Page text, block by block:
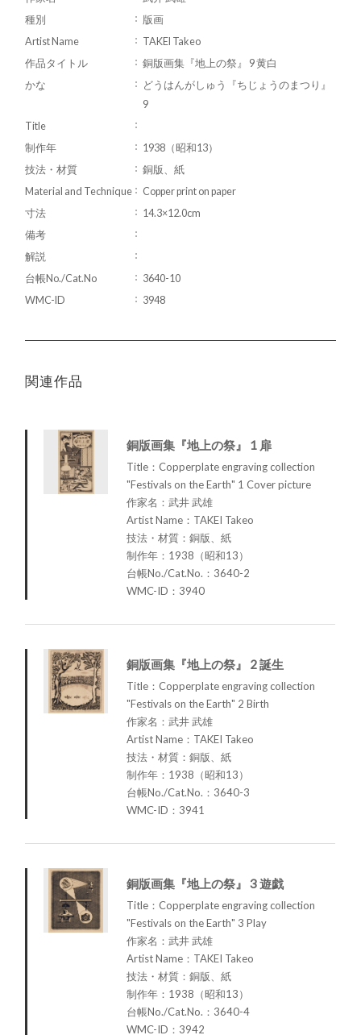
種別
版画
Artist Name
TAKEI Takeo
作品タイトル
銅版画集『地上の祭』 9 黄白
かな
どうはんがしゅう『ちじょうのまつり』
9
Title
制作年
1938（昭和13）
技法・材質
銅版、紙
Material and Technique
Copper print on paper
寸法
14.3×12.0cm
備考
解説
台帳No./Cat.No
3640-10
WMC-ID
3948
関連作品
銅版画集『地上の祭』 1 扉
Title：Copperplate engraving collection
"Festivals on the Earth" 1 Cover picture
作家名：武井 武雄
Artist Name：TAKEI Takeo
技法・材質：銅版、紙
制作年：1938（昭和13）
台帳No./Cat.No.：3640-2
WMC-ID：3940
銅版画集『地上の祭』 2 誕生
Title：Copperplate engraving collection
"Festivals on the Earth" 2 Birth
作家名：武井 武雄
Artist Name：TAKEI Takeo
技法・材質：銅版、紙
制作年：1938（昭和13）
台帳No./Cat.No.：3640-3
WMC-ID：3941
銅版画集『地上の祭』 3 遊戯
Title：Copperplate engraving collection
"Festivals on the Earth" 3 Play
作家名：武井 武雄
Artist Name：TAKEI Takeo
技法・材質：銅版、紙
制作年：1938（昭和13）
台帳No./Cat.No.：3640-4
WMC-ID：3942